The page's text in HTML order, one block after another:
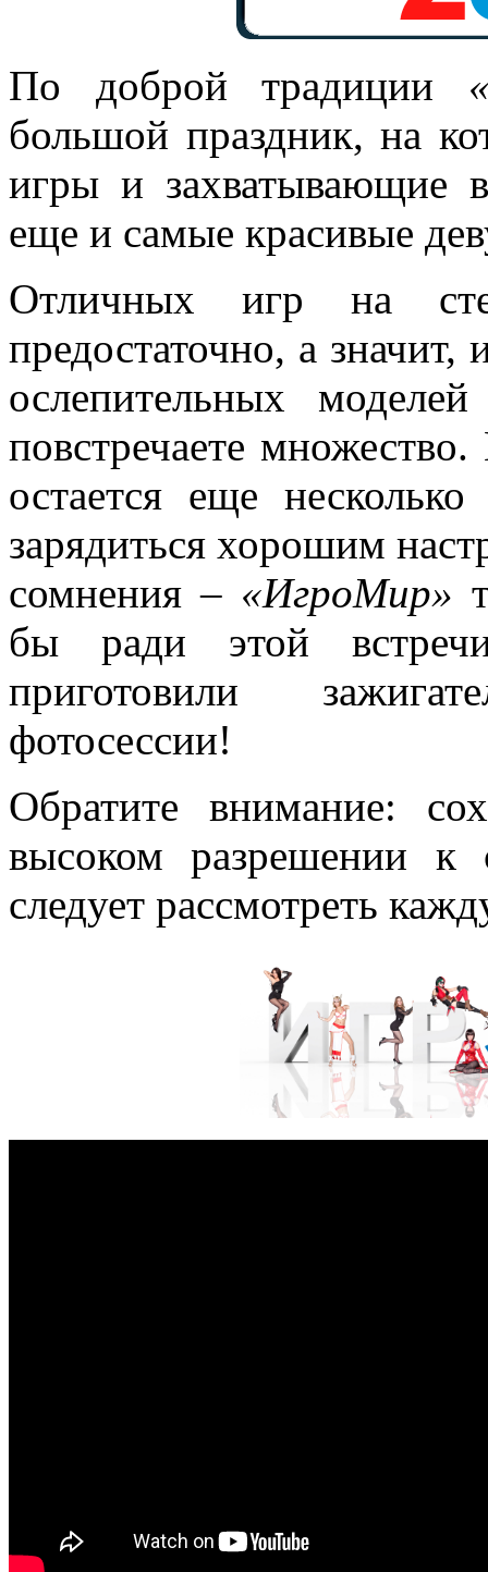
По доброй традиции
большой праздник, на
игры и захватывающие
еще и самые красивые
Отличных игр на
предостаточно, а значит,
ослепительных
повстречаете
остается еще
зарядиться хорошим
сомнения – «ИгроМир»
бы ради этой
приготовили
фотосессии!
Обратите внимание:
высоком разрешении
следует рассмотреть